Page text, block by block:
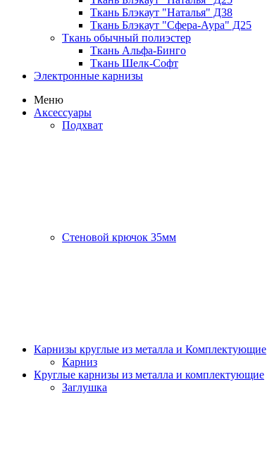
Ткань Блэкаут "Наталья" Д38
Ткань Блэкаут "Сфера-Аура" Д25
Ткань обычный полиэстер
Ткань Альфа-Бинго
Ткань Шелк-Софт
Электронные карнизы
Меню
Аксессуары
Подхват
Стеновой крючок 35мм
Карнизы круглые из металла и Комплектующие
Карниз
Круглые карнизы из металла и комплектующие
Заглушка